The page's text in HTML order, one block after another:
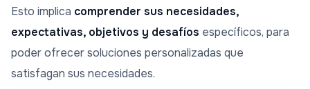
Esto implica comprender sus necesidades,
expectativas, objetivos y desafíos específicos, para
poder ofrecer soluciones personalizadas que
satisfagan sus necesidades.